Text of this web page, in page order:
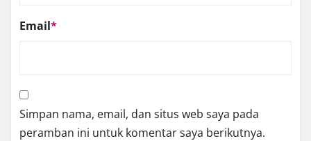
Email*
Simpan nama, email, dan situs web saya pada
peramban ini untuk komentar saya berikutnya.